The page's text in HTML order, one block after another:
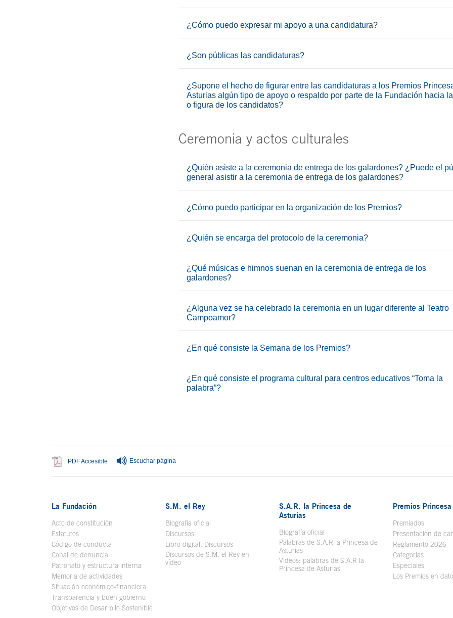
¿Cómo puedo expresar mi apoyo a una candidatura?
¿Son públicas las candidaturas?
¿Supone el hecho de figurar entre las candidaturas a los Premios
Asturias algún tipo de apoyo o respaldo por parte de la Fundación hacia
o figura de los candidatos?
Ceremonia y actos culturales
¿Quién asiste a la ceremonia de entrega de los galardones? ¿Puede el
general asistir a la ceremonia de entrega de los galardones?
¿Cómo puedo participar en la organización de los Premios?
¿Quién se encarga del protocolo de la ceremonia?
¿Qué músicas e himnos suenan en la ceremonia de entrega de los
galardones?
¿Alguna vez se ha celebrado la ceremonia en un lugar diferente al Teatro
Campoamor?
¿En qué consiste la Semana de los Premios?
¿En qué consiste el programa cultural para centros educativos “Toma la
palabra”?
PDF Accesible Se abre en ventana nueva
Escuchar página
La Fundación
Acto de constitución
Estatutos
Código de conducta
Canal de denuncia
Patronato y estructura interna
Memoria de actividades
Situación económico-financiera
Transparencia y buen gobierno
Objetivos de Desarrollo Sostenible
S.M. el Rey
Biografía oficial
Discursos
Libro digital. DiscursosSe abre en ventana nueva
Discursos de S.M. el Rey en
vídeoSe abre en ventana nueva
S.A.R. la Princesa de
Asturias
Biografía oficial Se abre en ventana nueva
Palabras de S.A.R la Princesa de
Asturias
Videos: palabras de S.A.R la
Princesa de Asturias
Premios
Premiados
Presentación de
Reglamento 2026
Categorías
Especiales
Los Premios en